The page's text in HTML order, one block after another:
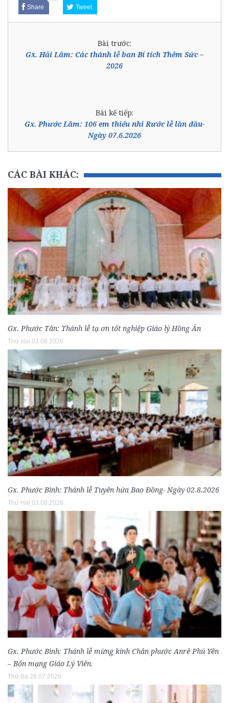
Share Tweet
Bài trước:
Gx. Hải Lâm: Các thánh lễ ban Bí tích Thêm Sức –
2026
Bài kế tiếp:
Gx. Phước Lâm: 106 em thiếu nhi Rước lễ lần đầu-
Ngày 07.6.2026
CÁC BÀI KHÁC:
Gx. Phước Tân: Thánh lễ tạ ơn tốt nghiệp Giáo lý Hồng Ân
Thứ Hai 03.08.2026
Gx. Phước Bình: Thánh lễ Tuyên hứa Bao Đồng- Ngày 02.8.2026
Thứ Hai 03.08.2026
Gx. Phước Bình: Thánh lễ mừng kính Chân phước Anrê Phú Yên
– Bổn mạng Giáo Lý Viên.
Thứ Ba 28.07.2026